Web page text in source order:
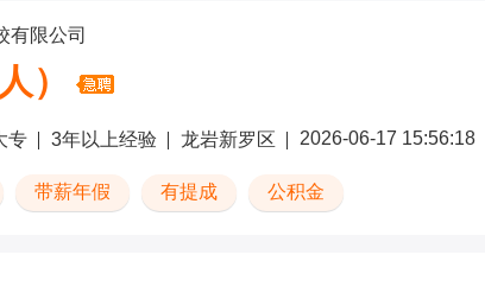
有限公司
）
专 3年以上经验 龙岩新罗区 2026-06-17 15:56:18
带薪年假 有提成 公积金